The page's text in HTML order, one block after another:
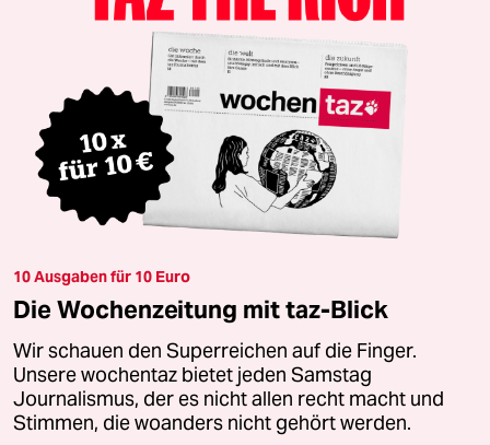
10 Ausgaben für 10 Euro
Die Wochenzeitung mit taz-Blick
Wir schauen den Superreichen auf die Finger.
Unsere wochentaz bietet jeden Samstag
Journalismus, der es nicht allen recht macht und
Stimmen, die woanders nicht gehört werden.